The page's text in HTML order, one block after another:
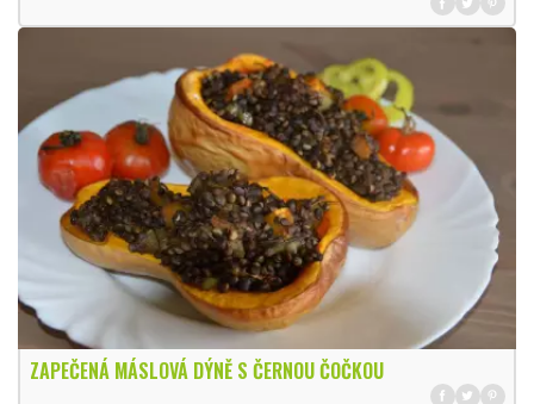
ZAPEČENÁ MÁSLOVÁ DÝNĚ S ČERNOU ČOČKOU